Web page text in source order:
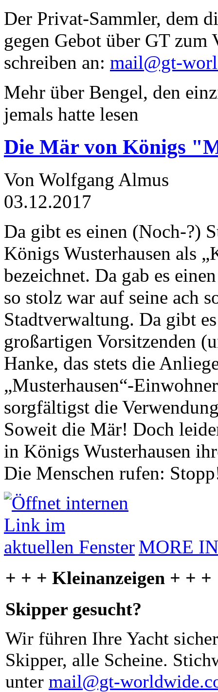
Der Privat-Sammler, dem
gegen Gebot über GT zum
schreiben an: mail@gt-
Mehr über Bengel, den
jemals hatte lesen
Die Mär von Königs
Von Wolfgang Almus
03.12.2017
Da gibt es einen (Noch-?)
Königs Wusterhausen als
bezeichnet. Da gab es
so stolz war auf seine ach
Stadtverwaltung. Da gibt
großartigen Vorsitzenden
Hanke, das stets die
„Musterhausen“-
sorgfältigst die
Soweit die Mär! Doch
in Königs Wusterhausen
Die Menschen rufen:
MORE
+ + + Kleinanzeigen + + +
Skipper gesucht?
Wir führen Ihre Yacht
Skipper, alle Scheine.
unter mail@gt-